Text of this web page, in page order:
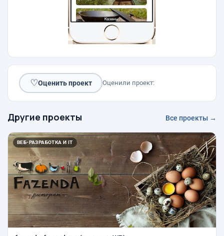
♡Оценить проект Оценили проект:
Другие проекты Все проекты →
ВЕБ-РАЗРАБОТКА И IT